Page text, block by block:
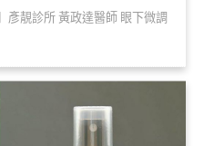
彥靚診所 黃政達醫師 眼下微調